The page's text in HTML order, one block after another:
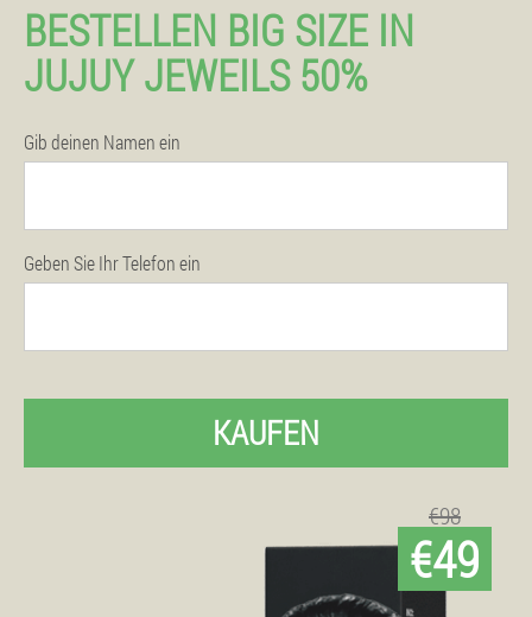
BESTELLEN BIG SIZE IN
JUJUY JEWEILS 50%
Gib deinen Namen ein
Geben Sie Ihr Telefon ein
KAUFEN
€98
€49